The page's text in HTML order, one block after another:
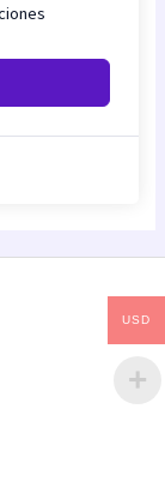
USD